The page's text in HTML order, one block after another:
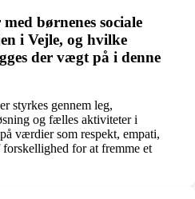
børnenes sociale
i Vejle, og hvilke
der vægt på i denne
styrkes gennem leg,
og fælles aktiviteter i
værdier som respekt, empati,
for at fremme et